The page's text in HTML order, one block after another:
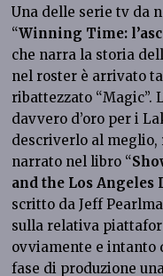
Una delle serie tv da
“Winning Time:
che narra la storia
nel roster è arrivato
ribattezzato “Magic”.
davvero d’oro per i
descriverlo al
narrato nel libro “
and the Los Angeles
scritto da Jeff
sulla relativa
ovviamente e intanto
fase di produzione